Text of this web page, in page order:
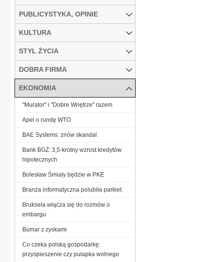
PUBLICYSTYKA, OPINIE
KULTURA
STYL ŻYCIA
DOBRA FIRMA
EKONOMIA
"Murator" i "Dobre Wnętrze" razem
Apel o rundę WTO
BAE Systems: znów skandal
Bank BGŻ: 3,5-krotny wzrost kredytów
hipotecznych
Bolesław Śmiały będzie w PKE
Branża informatyczna polubiła parkiet
Bruksela włącza się do rozmów o
embargu
Bumar z zyskami
Co czeka polską gospodarkę:
przyspieszenie czy pułapka wolnego